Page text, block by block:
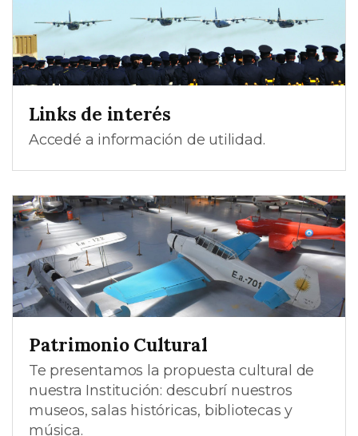
Links de interés
Accedé a información de utilidad.
Patrimonio Cultural
Te presentamos la propuesta cultural de
nuestra Institución: descubrí nuestros
museos, salas históricas, bibliotecas y
música.